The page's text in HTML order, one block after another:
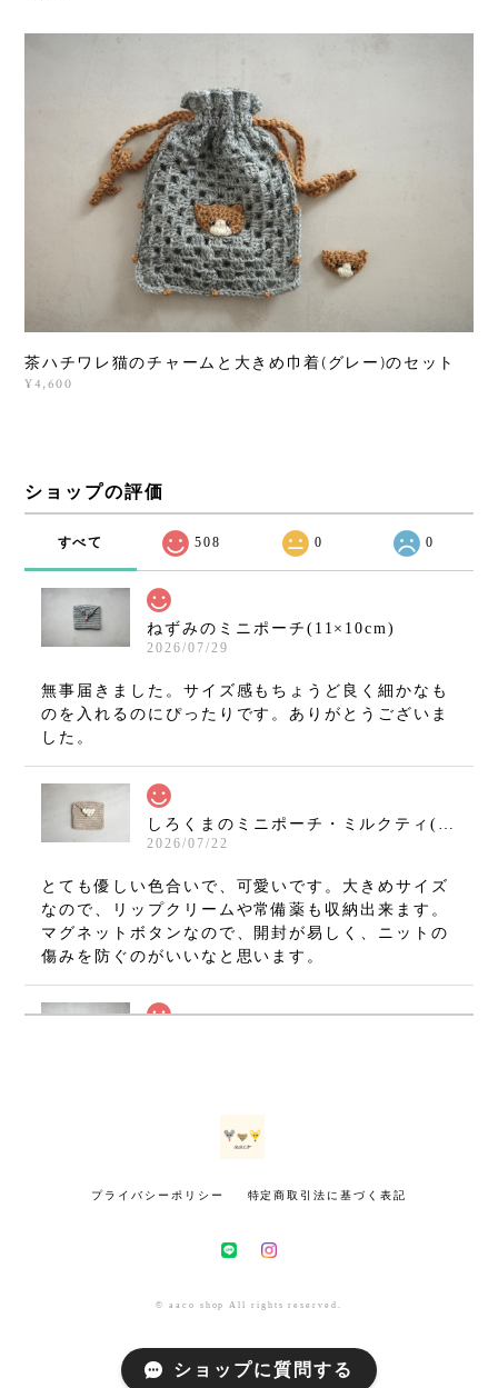
茶ハチワレ猫のチャームと大きめ巾着(グレー)のセット
¥4,600
ショップの評価
すべて 508 0 0
ねずみのミニポーチ(11×10cm)
2026/07/29
無事届きました。サイズ感もちょうど良く細かなも
のを入れるのにぴったりです。ありがとうございま
した。
2026/07/22
とても優しい色合いで、可愛いです。大きめサイズ
なので、リップクリームや常備薬も収納出来ます。
マグネットボタンなので、開封が易しく、ニットの
傷みを防ぐのがいいなと思います。
す！ 大切に使いたいと思います。 ありがとうござ
2026/07/02
インスタで初めて拝見した時から、いつかお迎えし
さんをお迎えできて幸せです！！ 小さいのにとても
丁寧に作られていて感動しました！！ 包装も素敵
プライバシーポリシー 特定商取引法に基づく表記
© aaco shop All rights reserved.
ショップに質問する